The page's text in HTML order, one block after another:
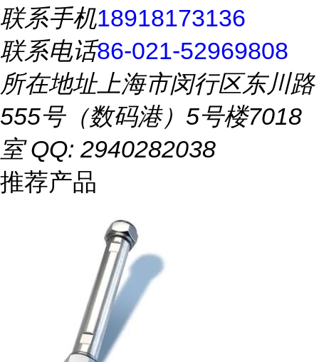
联系手机18918173136
联系电话86-021-52969808
所在地址上海市闵行区东川路
555号（数码港）5号楼7018
室 QQ: 2940282038
推荐产品